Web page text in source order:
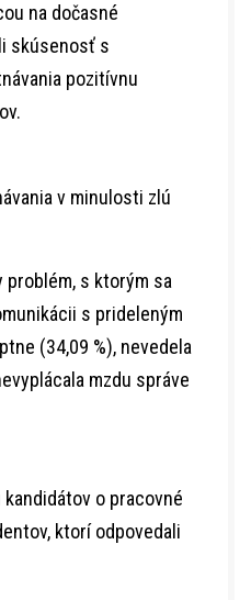
na dočasné
skúsenosť s
pozitívnu
v minulosti zlú
s ktorým sa
s prideleným
(34,09 %), nevedela
mzdu správe
o pracovné
ktorí odpovedali